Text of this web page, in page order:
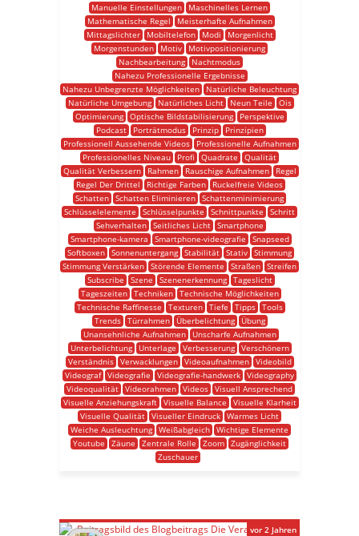
Manuelle Einstellungen
Maschinelles Lernen
Mathematische Regel
Meisterhafte Aufnahmen
Mittagslichter
Mobiltelefon Modi
Morgenlicht
Morgenstunden
Motiv
Motivpositionierung
Nachbearbeitung
Nachtmodus
Nahezu Professionelle Ergebnisse
Nahezu Unbegrenzte Möglichkeiten
Natürliche Beleuchtung
Natürliche Umgebung
Natürliches Licht Neun Teile
Ois
Optimierung
Optische Bildstabilisierung
Perspektive
Podcast
Porträtmodus Prinzip
Prinzipien
Professionell Aussehende Videos
Professionelle Aufnahmen
Professionelles Niveau
Profi Quadrate
Qualität
Qualität Verbessern
Rahmen Rauschige Aufnahmen
Regel
Regel Der Drittel
Richtige Farben
Ruckelfreie Videos
Schatten Schatten Eliminieren Schattenminimierung
Schlüsselelemente
Schlüsselpunkte Schnittpunkte
Schritt
Sehverhalten
Seitliches Licht
Smartphone
Smartphone-kamera
Smartphone-videografie
Snapseed
Softboxen Sonnenuntergang Stabilität Stativ Stimmung
Stimmung Verstärken Störende Elemente Straßen Streifen
Subscribe
Szene Szenenerkennung
Tageslicht
Tageszeiten
Techniken
Technische Möglichkeiten
Technische Raffinesse
Texturen Tiefe Tipps
Tools
Trends
Türrahmen Überbelichtung
Übung
Unansehnliche Aufnahmen
Unscharfe Aufnahmen
Unterbelichtung
Unterlage Verbesserung
Verschönern
Verständnis
Verwacklungen Videoaufnahmen
Videobild
Videograf Videografie Videografie-handwerk Videography
Videoqualität Videorahmen Videos Visuell Ansprechend
Visuelle Anziehungskraft
Visuelle Balance
Visuelle Klarheit
Visuelle Qualität Visueller Eindruck Warmes Licht
Weiche Ausleuchtung Weißabgleich Wichtige Elemente
Youtube
Zäune Zentrale Rolle Zoom Zugänglichkeit
Zuschauer
vor 2 Jahren